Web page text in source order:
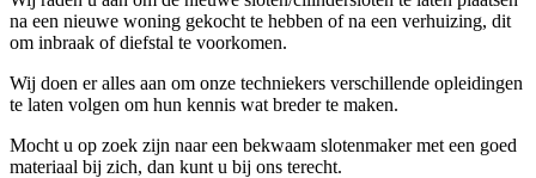
na een nieuwe woning gekocht te hebben of na een verhuizing, dit
om inbraak of diefstal te voorkomen.
Wij doen er alles aan om onze techniekers verschillende opleidingen
te laten volgen om hun kennis wat breder te maken.
Mocht u op zoek zijn naar een bekwaam slotenmaker met een goed
materiaal bij zich, dan kunt u bij ons terecht.